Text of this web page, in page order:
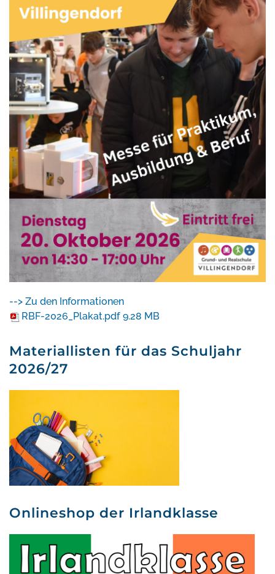
--> Zu den Informationen
RBF-2026_Plakat.pdf 9.28 MB
Materiallisten für das Schuljahr
2026/27
Onlineshop der Irlandklasse